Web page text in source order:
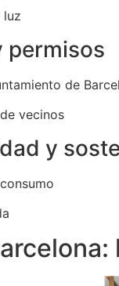
luz
permisos
de
vecinos
y